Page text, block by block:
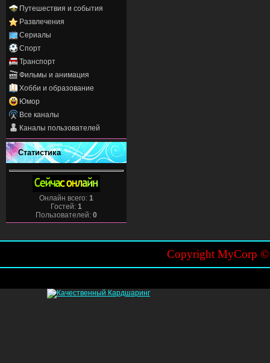
Путешествия и события
Развлечения
Сериалы
Спорт
Транспорт
Фильмы и анимация
Хобби и образование
Юмор
Все каналы
Каналы пользователей
Статистика
Онлайн всего: 1
Гостей: 1
Пользователей: 0
Copyright MyCorp